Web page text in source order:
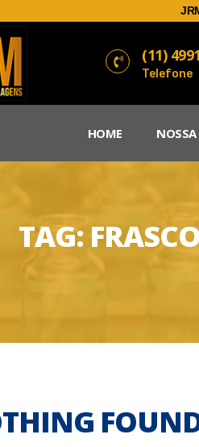
(11)
Telefone
HOME NOSSA
TAG: